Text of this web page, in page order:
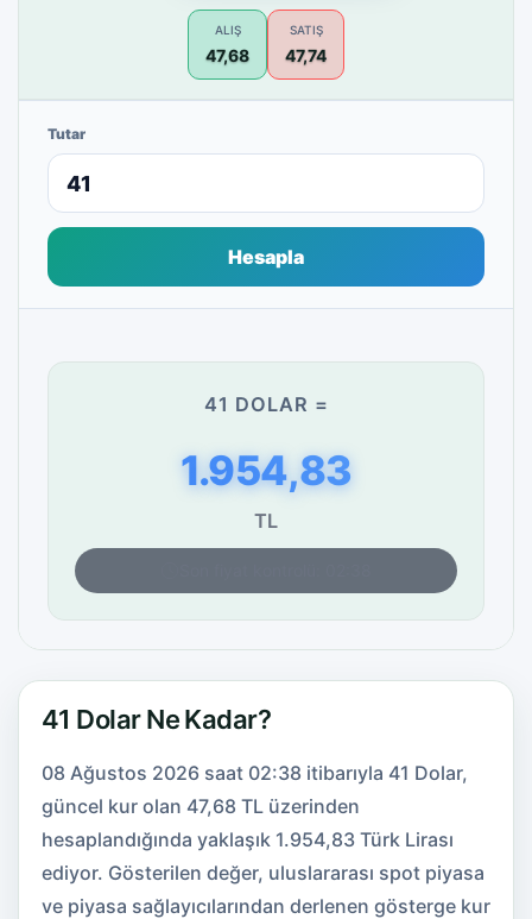
ALIŞ
47,68
SATIŞ
47,74
Tutar
Hesapla
41 DOLAR =
1.954,83
TL
41 Dolar Ne Kadar?
08 Ağustos 2026 saat 02:38 itibarıyla 41 Dolar,
güncel kur olan 47,68 TL üzerinden
hesaplandığında yaklaşık 1.954,83 Türk Lirası
ediyor. Gösterilen değer, uluslararası spot piyasa
ve piyasa sağlayıcılarından derlenen gösterge kur